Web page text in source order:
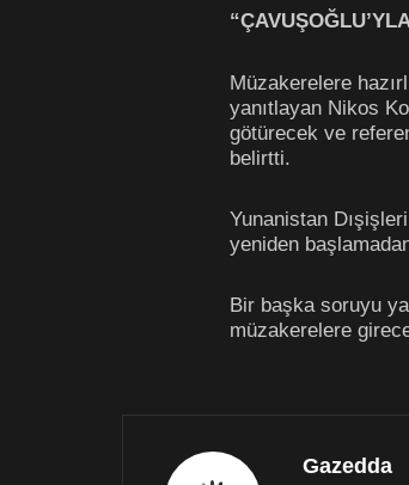
Müzakerelere
yanıtlayan Nikos
götürecek ve
belirtti.
Yunanistan
yeniden
Bir başka soruyu
müzakerelere
Gazedda